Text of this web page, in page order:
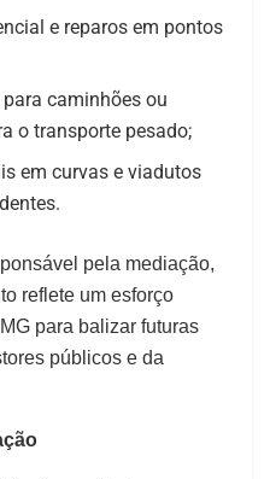
e reparos em pontos
caminhões ou
o transporte pesado;
em curvas e viadutos
pela mediação,
reflete um esforço
para balizar futuras
públicos e da